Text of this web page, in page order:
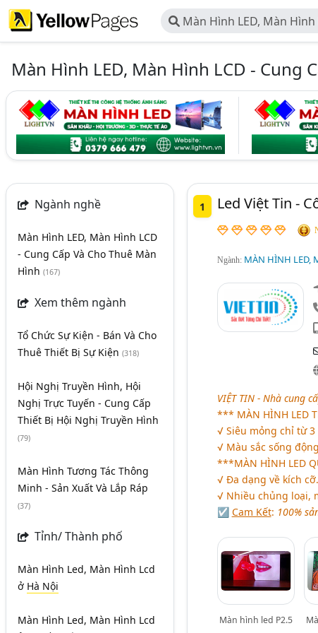
Màn Hình LED, Màn Hình
Và Cho Thuê Màn Hình
Màn Hình LED, Màn Hình LCD - Cung
Ngành nghề
Màn Hình LED, Màn Hình LCD
- Cung Cấp Và Cho Thuê Màn
Hình (167)
Xem thêm ngành
Tổ Chức Sự Kiện - Bán Và Cho
Thuê Thiết Bị Sự Kiện (318)
Hội Nghị Truyền Hình, Hội
Nghị Trực Tuyến - Cung Cấp
Thiết Bị Hội Nghị Truyền Hình
(79)
Màn Hình Tương Tác Thông
Minh - Sản Xuất Và Lắp Ráp
(37)
Tỉnh/ Thành phố
Màn Hình Led, Màn Hình Lcd
ở Hà Nội
Màn Hình Led, Màn Hình Lcd
1 Led Việt Tin -
Ngành: MÀN HÌNH LED,
VIỆT TIN - Nhà cung
*** MÀN HÌNH LED
√ Siêu mỏng chỉ từ
√ Màu sắc sống
***MÀN HÌNH LED
√ Đa dạng về kích cỡ.
√ Nhiều chủng loại,
☑ Cam Kết: 100%
Màn hình led P2.5